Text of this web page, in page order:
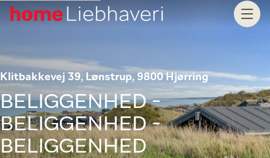
Klitbakkevej 39, Lønstrup, 9800 Hjørring
BELIGGENHED -
BELIGGENHED -
BELIGGENHED